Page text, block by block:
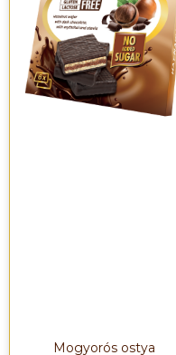
Mogyorós ostya